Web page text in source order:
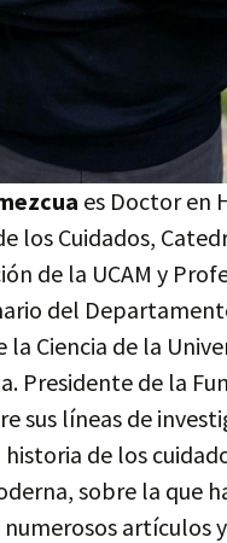
es Doctor en
los Cuidados,
de la UCAM y
del
la Ciencia de la
Presidente de la
sus líneas de
de los
sobre la que
artículos